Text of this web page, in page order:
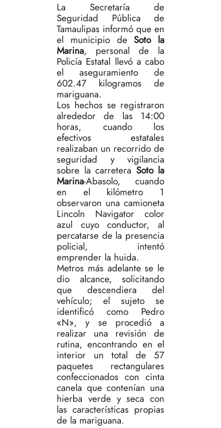
La Secretaría de
Seguridad Pública de
Tamaulipas informó que en
el municipio deSoto la
Marina, personal de la
Policía Estatal llevó a cabo
el aseguramiento de
602.47 kilogramos de
mariguana.
Los hechos se registraron
alrededor de las 14:00
horas, cuando los
efectivos estatales
realizaban un recorrido de
seguridad y vigilancia
sobre la carretera Soto la
Marina-Abasolo, cuando
en el kilómetro 1
observaron una camioneta
Lincoln Navigator color
azul cuyo conductor, al
percatarse de la presencia
policial, intentó
emprender la huida.
Metros más adelante se le
dio alcance, solicitando
que descendiera del
vehículo; el sujeto se
identificó como Pedro
«N», y se procedió a
realizar una revisión de
rutina, encontrando en el
interior un total de 57
paquetes rectangulares
confeccionados con cinta
canela que contenían una
hierba verde y seca con
las características propias
de la mariguana.